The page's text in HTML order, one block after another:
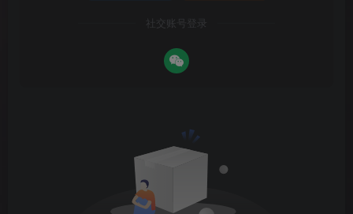
社交账号登录